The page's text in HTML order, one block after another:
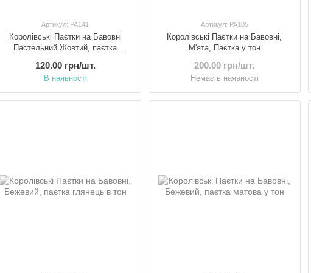
Артикул: PA141
Королівські Паєтки на Бавовні
Пастельний Жовтий, паєтка
120.00 грн/шт.
В наявності
Артикул: PA105
Королівські Паєтки на Бавовні,
М'ята, Паєтка у тон
200.00 грн/шт.
Немає в наявності